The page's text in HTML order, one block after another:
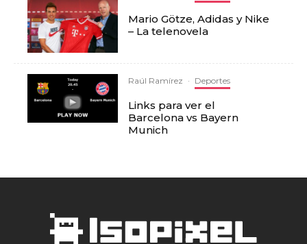
Mario Götze, Adidas y Nike
– La telenovela
Raúl Ramírez · Deportes
Links para ver el
Barcelona vs Bayern
Munich